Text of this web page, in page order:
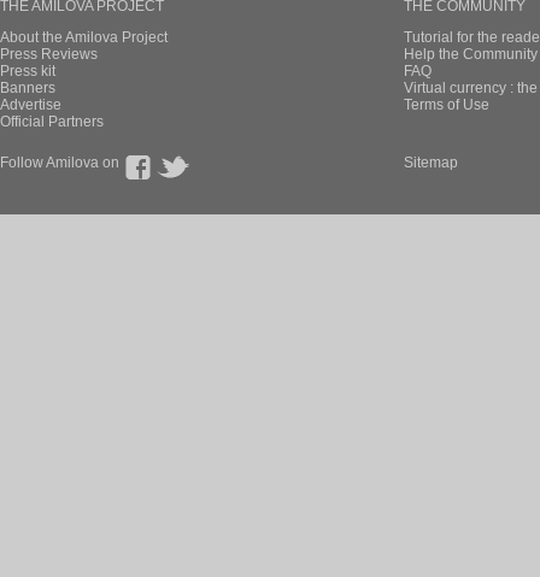
THE AMILOVA PROJECT
About the Amilova Project
Press Reviews
Press kit
Banners
Advertise
Official Partners
THE COMMUNITY
Tutorial for the
Help the
FAQ
Virtual currency :
Terms of Use
Follow Amilova on Sitemap